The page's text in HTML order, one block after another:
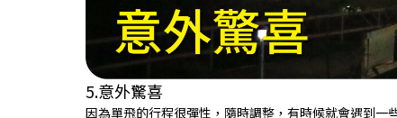
5.意外驚喜
因為單飛的行程很彈性，隨時調整，有時候就會遇到